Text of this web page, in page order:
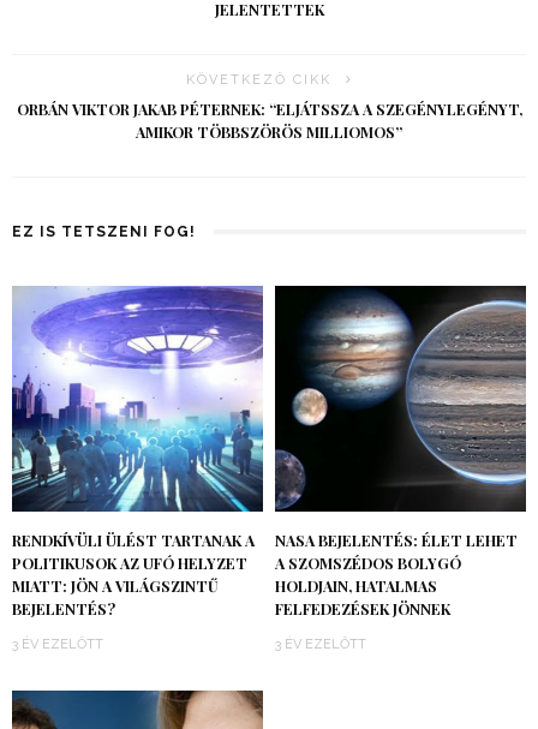
JELENTETTEK
KÖVETKEZŐ CIKK
ORBÁN VIKTOR JAKAB PÉTERNEK: “ELJÁTSSZA A SZEGÉNYLEGÉNYT,
AMIKOR TÖBBSZÖRÖS MILLIOMOS”
EZ IS TETSZENI FOG!
RENDKÍVÜLI ÜLÉST TARTANAK A
POLITIKUSOK AZ UFÓ HELYZET
MIATT: JÖN A VILÁGSZINTŰ
BEJELENTÉS?
3 ÉV EZELŐTT
NASA BEJELENTÉS: ÉLET LEHET
A SZOMSZÉDOS BOLYGÓ
HOLDJAIN, HATALMAS
FELFEDEZÉSEK JÖNNEK
3 ÉV EZELŐTT